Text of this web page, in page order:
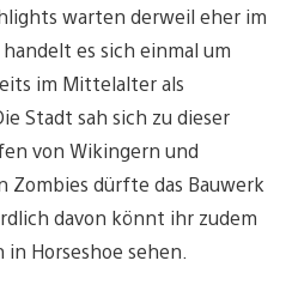
warten derweil eher im
es sich einmal um
im Mittelalter als
Stadt sah sich zu dieser
von Wikingern und
Zombies dürfte das Bauwerk
davon könnt ihr zudem
Horseshoe sehen.